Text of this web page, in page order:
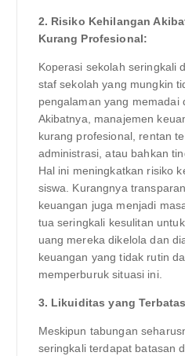
2. Risiko Kehilangan
Kurang Profesional:
Koperasi sekolah seringkali
staf sekolah yang mungkin
pengalaman yang memadai
Akibatnya, manajemen
kurang profesional, rentan
administrasi, atau bahkan
Hal ini meningkatkan risiko
siswa. Kurangnya
keuangan juga menjadi
tua seringkali kesulitan
uang mereka dikelola dan
keuangan yang tidak rutin
memperburuk situasi ini.
3. Likuiditas yang
Meskipun tabungan
seringkali terdapat batasan